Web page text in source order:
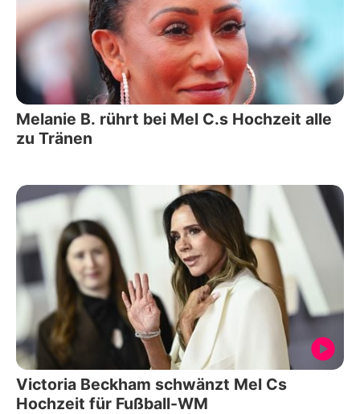
Melanie B. rührt bei Mel C.s Hochzeit alle
zu Tränen
Victoria Beckham schwänzt Mel Cs
Hochzeit für Fußball-WM